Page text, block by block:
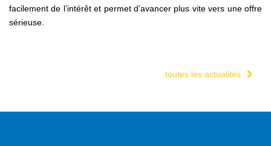
facilement de l’intérêt et permet d’avancer plus vite vers une offre
sérieuse.
toutes les actualités